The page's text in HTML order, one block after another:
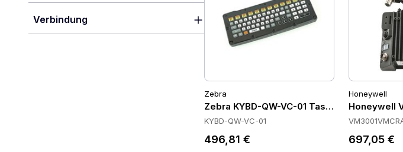
Verbindung
Zebra
Zebra KYBD-QW-VC-01 Tastaturen
KYBD-QW-VC-01
496,81 €
Honeywell
Honeywell
697,05 €